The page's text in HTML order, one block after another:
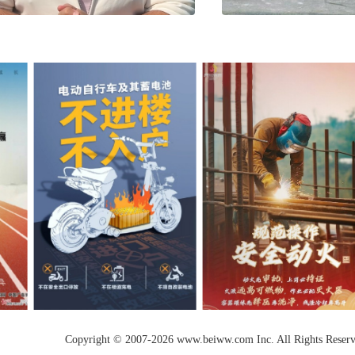
Copyright © 2007-2026 www.beiww.com Inc. All Rights